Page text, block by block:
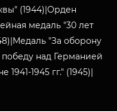
(1944)|Орден
медаль "30 лет
"За оборону
над Германией
1945 гг." (1945)|